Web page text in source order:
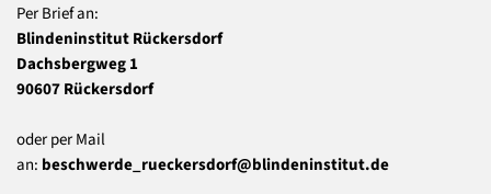
​Per Brief an:
Blindeninstitut Rückersdorf
Dachsbergweg 1
90607 Rückersdorf
oder per Mail
an: beschwerde_rueckersdorf@blindeninstitut.de